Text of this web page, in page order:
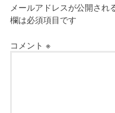
メールアドレスが公開され
欄は必須項目です
コメント ※